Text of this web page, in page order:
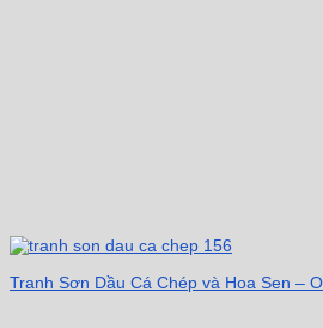
Tranh Sơn Dầu Cá Chép và Hoa Sen –